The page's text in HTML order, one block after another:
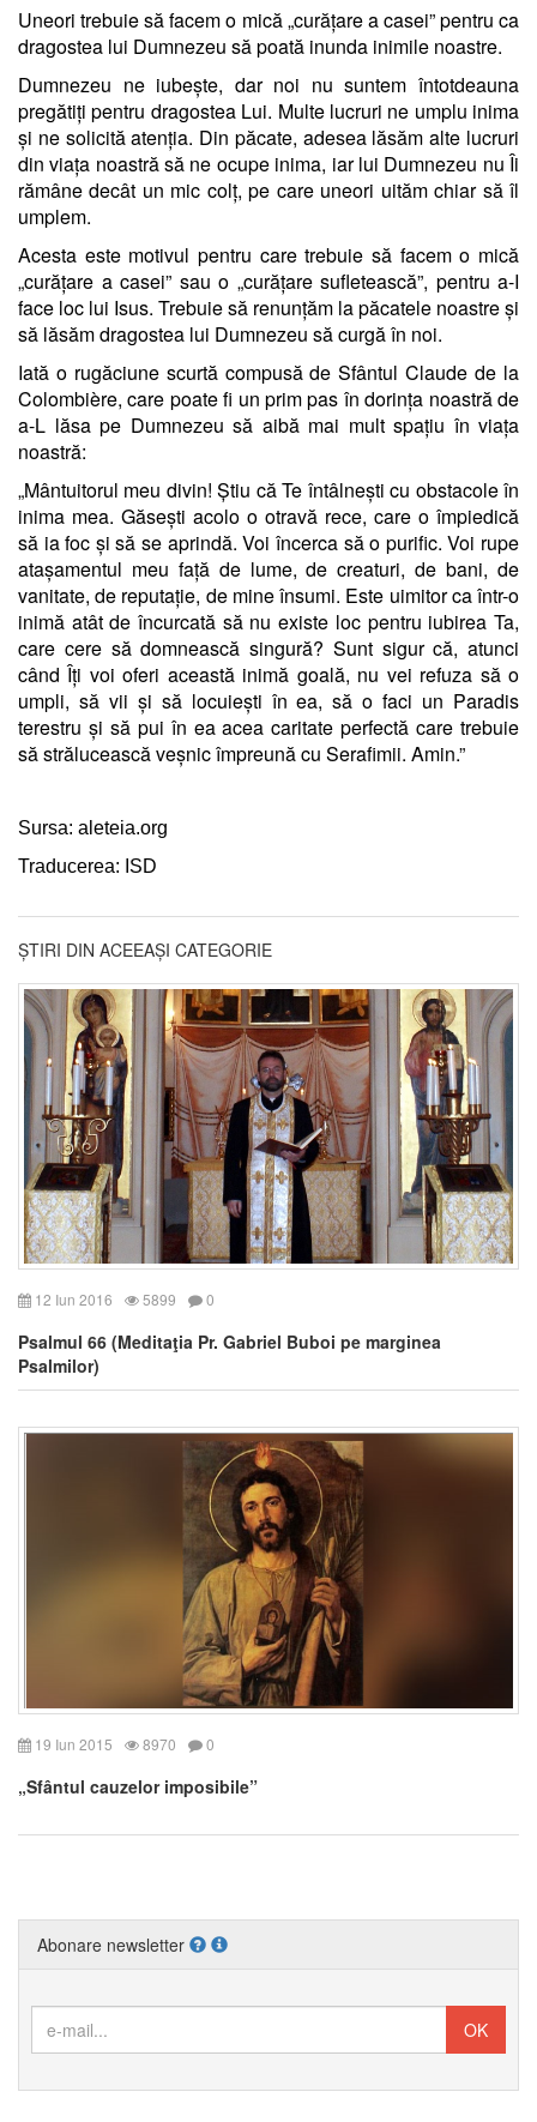
Uneori trebuie să facem o mică „curățare a casei” pentru ca
dragostea lui Dumnezeu să poată inunda inimile noastre.
Dumnezeu ne iubește, dar noi nu suntem întotdeauna
pregătiți pentru dragostea Lui. Multe lucruri ne umplu inima
și ne solicită atenția. Din păcate, adesea lăsăm alte lucruri
din viața noastră să ne ocupe inima, iar lui Dumnezeu nu Îi
rămâne decât un mic colț, pe care uneori uităm chiar să îl
umplem.
Acesta este motivul pentru care trebuie să facem o mică
„curățare a casei” sau o „curățare sufletească”, pentru a-I
face loc lui Isus. Trebuie să renunțăm la păcatele noastre și
să lăsăm dragostea lui Dumnezeu să curgă în noi.
Iată o rugăciune scurtă compusă de Sfântul Claude de la
Colombière, care poate fi un prim pas în dorința noastră de
a-L lăsa pe Dumnezeu să aibă mai mult spațiu în viața
noastră:
„Mântuitorul meu divin! Știu că Te întâlnești cu obstacole în
inima mea. Găsești acolo o otravă rece, care o împiedică
să ia foc și să se aprindă. Voi încerca să o purific. Voi rupe
atașamentul meu față de lume, de creaturi, de bani, de
vanitate, de reputație, de mine însumi. Este uimitor ca într-o
inimă atât de încurcată să nu existe loc pentru iubirea Ta,
care cere să domnească singură? Sunt sigur că, atunci
când Îți voi oferi această inimă goală, nu vei refuza să o
umpli, să vii și să locuiești în ea, să o faci un Paradis
terestru și să pui în ea acea caritate perfectă care trebuie
să strălucească veșnic împreună cu Serafimii. Amin.”
Sursa: aleteia.org
Traducerea: ISD
ȘTIRI DIN ACEEAȘI CATEGORIE
12 Iun 2016 5899 0
Psalmul 66 (Meditaţia Pr. Gabriel Buboi pe marginea
Psalmilor)
19 Iun 2015 8970 0
„Sfântul cauzelor imposibile”
Abonare newsletter